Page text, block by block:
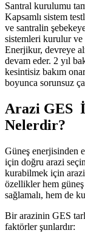
Santral kurulumu
Kapsamlı sistem
ve santralin
sistemleri kurulur
Enerjikur, devreye
devam eder. 2 yıl
kesintisiz bakım
boyunca sorunsuz
Arazi GES
Nelerdir?
Güneş enerjisinden
için doğru arazi
kurabilmek için
özellikler hem
sağlamalı, hem de
Bir arazinin GES
faktörler şunlardır: